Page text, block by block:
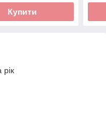
Купити
рік